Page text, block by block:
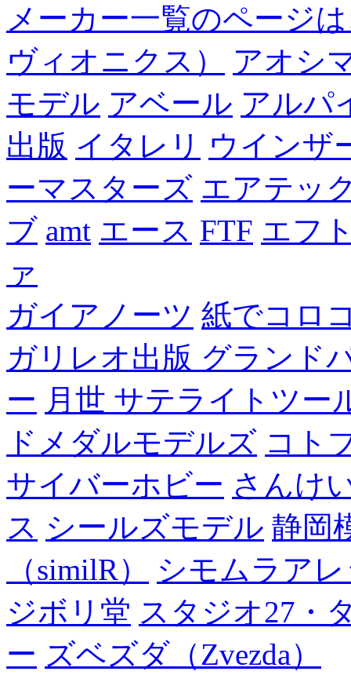
メーカー一覧のページ
ヴィオニクス）
アオシ
モデル アベール アルパ
出版 イタレリ ウインザ
ーマスターズ エアテッ
ブ amt エース FTF エフ
ァ
ガイアノーツ 紙でコロ
ガリレオ出版 グランド
ー 月世 サテライトツー
ドメダルモデルズ コト
サイバーホビー さんけ
ス シールズモデル 静岡
（similR）
シモムラア
ジボリ堂 スタジオ27・
ー ズベズダ（Zvezda）